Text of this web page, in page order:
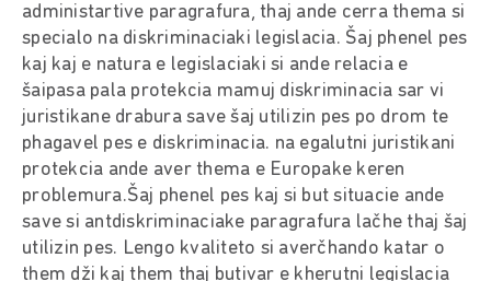
administartive paragrafura, thaj ande cerra thema si
specialo na diskriminaciaki legislacia. Šaj phenel pes
kaj kaj e natura e legislaciaki si ande relacia e
šaipasa pala protekcia mamuj diskriminacia sar vi
juristikane drabura save šaj utilizin pes po drom te
phagavel pes e diskriminacia. na egalutni juristikani
protekcia ande aver thema e Europake keren
problemura.Šaj phenel pes kaj si but situacie ande
save si antdiskriminaciake paragrafura lačhe thaj šaj
utilizin pes. Lengo kvaliteto si averčhando katar o
them dži kaj them thaj butivar e kherutni legislacia